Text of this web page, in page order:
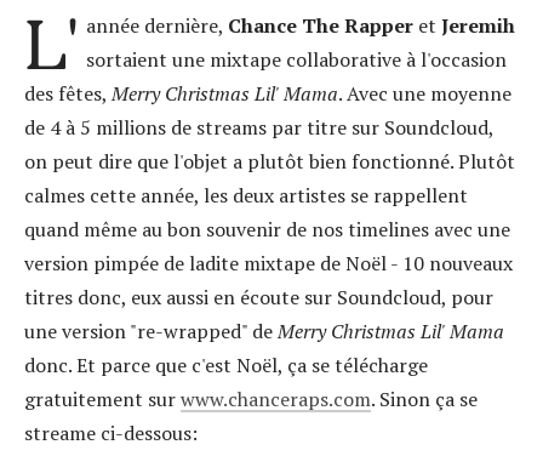
L' année dernière, Chance The Rapperet Jeremih
sortaient une mixtape collaborative à l'occasion
des fêtes,Merry Christmas Lil' Mama. Avec une moyenne
de 4 à 5 millions de streams par titre sur Soundcloud,
on peut dire que l'objet a plutôt bien fonctionné. Plutôt
calmes cette année, les deux artistes se rappellent
quand même au bon souvenir de nos timelines avec une
version pimpée de ladite mixtape de Noël - 10 nouveaux
titres donc, eux aussi en écoute sur Soundcloud, pour
une version "re-wrapped" deMerry Christmas Lil' Mama
donc. Et parce que c'est Noël, ça se télécharge
gratuitement surwww.chanceraps.com. Sinon ça se
streame ci-dessous: